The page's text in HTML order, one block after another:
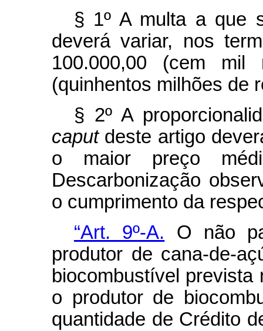
§ 1º A multa a que
deverá variar, nos
100.000,00 (cem mil
(quinhentos milhões de
§ 2º A
caputdeste artigo
o maior preço
Descarbonização
o cumprimento da
“Art. 9º-A. O não
produtor de cana-de-
biocombustível
o produtor de
quantidade de Crédito